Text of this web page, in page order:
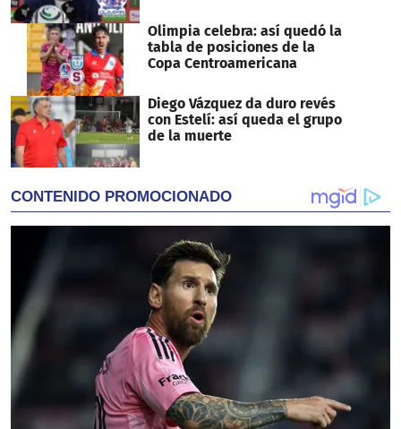
Olimpia celebra: así quedó la
tabla de posiciones de la
Copa Centroamericana
Diego Vázquez da duro revés
con Estelí: así queda el grupo
de la muerte